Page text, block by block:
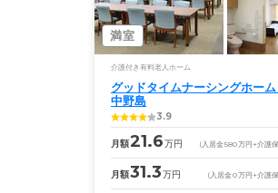
満室
介護付き有料老人ホーム
グッドタイムナーシングホーム
中野島
3.9
月額21.6万円 (入居金580万円 +介護
月額31.3万円 (入居金0万円 +介護